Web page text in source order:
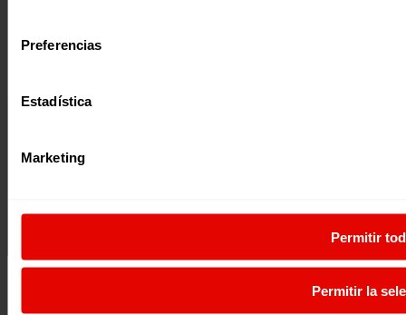
Preferencias
Estadística
Marketing
Permitir
Permitir la